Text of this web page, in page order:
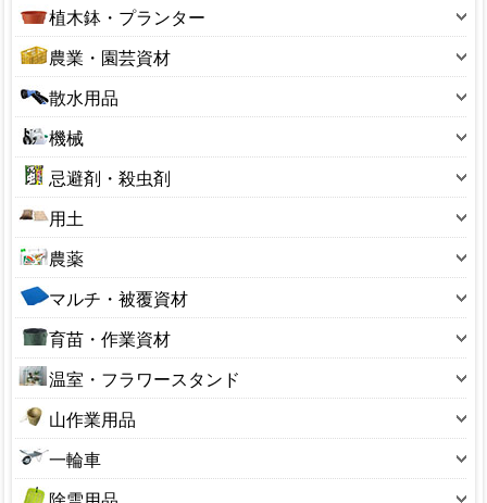
斧
鋏(ハサミ)
鉈(ナタ)
スコップ
レーキ・くまで
押切り
掛矢(カケヤ)
鎌(カマ)
鍬(クワ)
穴あけ器
溝そうじ器
十能・火ばさみ
鶴嘴(ツルハシ)
砥石(園芸用)
楔(くさび)
盆栽用品
植木鉢・プランター
10～19型
20～29型
30～39型
40～49型
50～59型
60～69型
100～190型
200～290型
300～390型
400～490型
550型サイズ
650型サイズ
3号サイズ
4号サイズ
5号サイズ
6号サイズ
7号サイズ
8号サイズ
9号サイズ
農業・園芸資材
アルミ線・結束タイ
フルイ(園芸用)
ボトル・容器
ポリ缶
ラベル
温度計
花台
杭・支柱
荒縄・こも
収穫コンテナ
収穫袋
生ゴミ処理
その他
散水用品
散水ホース
散水ノズル
散水パーツ
ホースリール
サニーホース
ジョウロ・水さし
スプリンクラー
ひしゃく・ロート
ホースバンド
ローリータンク
機械
刈払用品
芝刈用品
噴霧器・散布器
ガーデンシュレッダー
ナイロンコード
管理機・耕うん機
精米機・脱穀機
草焼きバーナー
忌避剤・殺虫剤
忌避剤
殺菌剤
殺虫剤
捕獲器
防鳥用品
用土
土のう袋
用土小袋
用土大袋
農薬
除草剤
植物成長調整剤
硫黄合剤・マシン油
マルチ・被覆資材
ビニールシート・マルチ
ブルーシート
園芸ネット
保温資材・寒冷遮
防草シート
育苗・作業資材
あぜ波
ガーデンチェア
ハウス部品
バスケット
塩水選容器
農機具補修用品
温室・フラワースタンド
ビニール温室
アルミ温室
フラワースタンド
山作業用品
熊よけ鈴
山菜かご
一輪車
一輪車